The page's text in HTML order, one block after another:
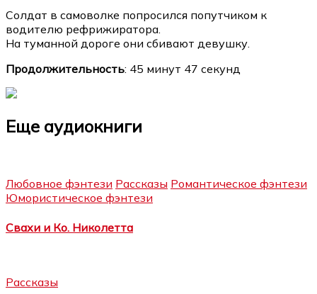
Солдат в самоволке попросился попутчиком к
водителю рефрижиратора.
На туманной дороге они сбивают девушку.
Продолжительность: 45 минут 47 секунд
Еще аудиокниги
Любовное фэнтези Рассказы Романтическое фэнтези
Юмористическое фэнтези
Свахи и Ко. Николетта
Рассказы